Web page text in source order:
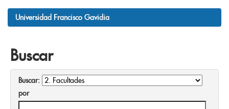
Universidad Francisco Gavidia
Buscar
Buscar:
por